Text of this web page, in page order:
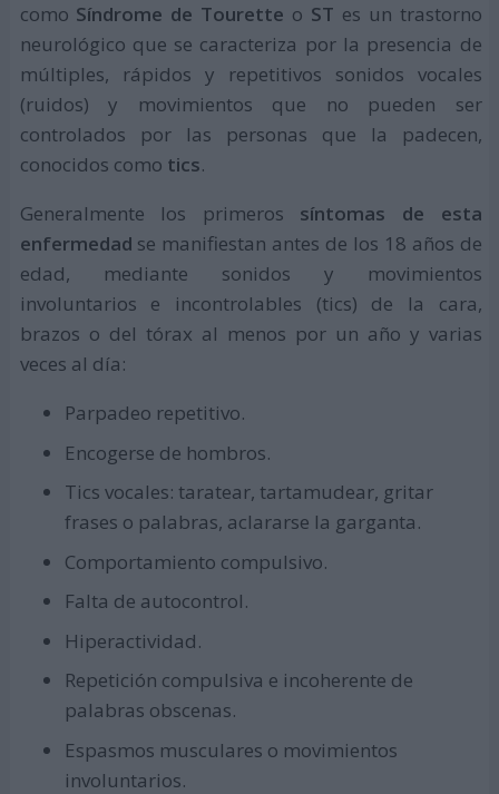
como Síndrome de Tourette o ST es un trastorno
neurológico que se caracteriza por la presencia de
múltiples, rápidos y repetitivos sonidos vocales
(ruidos) y movimientos que no pueden ser
controlados por las personas que la padecen,
conocidos como tics.
Generalmente los primeros síntomas de esta
enfermedad se manifiestan antes de los 18 años de
edad, mediante sonidos y movimientos
involuntarios e incontrolables (tics) de la cara,
brazos o del tórax al menos por un año y varias
veces al día:
Parpadeo repetitivo.
Encogerse de hombros.
Tics vocales: taratear, tartamudear, gritar
frases o palabras, aclararse la garganta.
Comportamiento compulsivo.
Falta de autocontrol.
Hiperactividad.
Repetición compulsiva e incoherente de
palabras obscenas.
Espasmos musculares o movimientos
involuntarios.